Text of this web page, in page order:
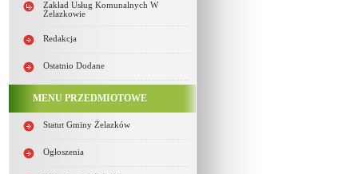
Zakład Usług Komunalnych W
Żelazkowie
Redakcja
Ostatnio Dodane
MENU PRZEDMIOTOWE
Statut Gminy Żelazków
Ogłoszenia